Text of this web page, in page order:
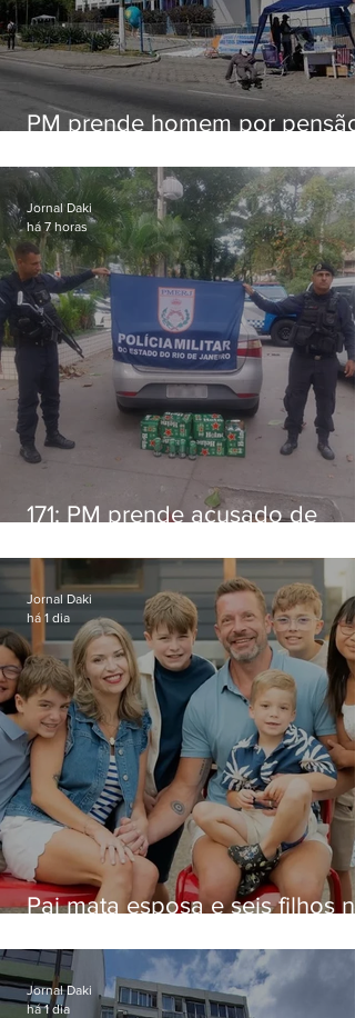
PM prende homem por pensão
171: PM prende acusado de
Niterói
Jornal Daki
há 7 horas
Pai mata esposa e seis filhos
Jornal Daki
há 1 dia
Jornal Daki
há 1 dia